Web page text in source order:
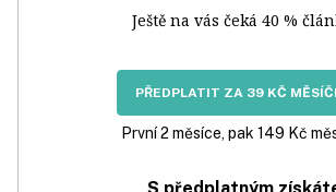
Ještě na vás čeká 40 %
PŘEDPLATIT ZA 39 KČ
První 2 měsíce, pak 149 Kč